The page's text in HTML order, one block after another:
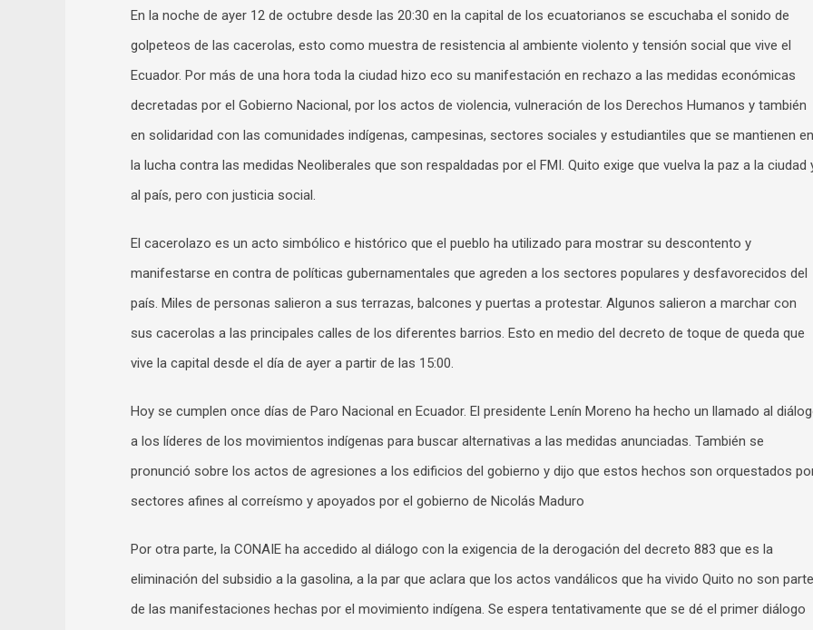
En la noche de ayer 12 de octubre desde las 20:30 en la capital de los ecuatorianos se escuchaba el sonido de
golpeteos de las cacerolas, esto como muestra de resistencia al ambiente violento y tensión social que vive el
Ecuador. Por más de una hora toda la ciudad hizo eco su manifestación en rechazo a las medidas económicas
decretadas por el Gobierno Nacional, por los actos de violencia, vulneración de los Derechos Humanos y también
en solidaridad con las comunidades indígenas, campesinas, sectores sociales y estudiantiles que se mantienen en
la lucha contra las medidas Neoliberales que son respaldadas por el FMI. Quito exige que vuelva la paz a la ciudad
al país, pero con justicia social.
El cacerolazo es un acto simbólico e histórico que el pueblo ha utilizado para mostrar su descontento y
manifestarse en contra de políticas gubernamentales que agreden a los sectores populares y desfavorecidos del
país. Miles de personas salieron a sus terrazas, balcones y puertas a protestar. Algunos salieron a marchar con
sus cacerolas a las principales calles de los diferentes barrios. Esto en medio del decreto de toque de queda que
vive la capital desde el día de ayer a partir de las 15:00.
Hoy se cumplen once días de Paro Nacional en Ecuador. El presidente Lenín Moreno ha hecho un llamado al
a los líderes de los movimientos indígenas para buscar alternativas a las medidas anunciadas. También se
pronunció sobre los actos de agresiones a los edificios del gobierno y dijo que estos hechos son orquestados
sectores afines al correísmo y apoyados por el gobierno de Nicolás Maduro
Por otra parte, la CONAIE ha accedido al diálogo con la exigencia de la derogación del decreto 883 que es la
eliminación del subsidio a la gasolina, a la par que aclara que los actos vandálicos que ha vivido Quito no son parte
de las manifestaciones hechas por el movimiento indígena. Se espera tentativamente que se dé el primer diálogo